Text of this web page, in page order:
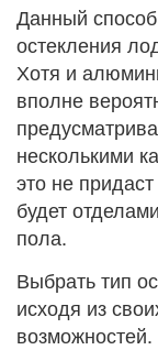
Данный
остекления
Хотя и
вполне
несколькими
это не
будет
пола.
Выбрать тип
исходя из
возможностей.